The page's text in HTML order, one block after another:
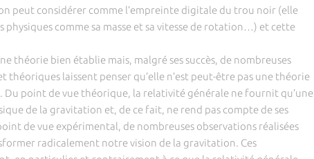
peut considérer comme l’empreinte digitale du trou noir (elle
physiques comme sa masse et sa vitesse de rotation…) et cette
théorie bien établie mais, malgré ses succès, de nombreuses
théoriques laissent penser qu’elle n’est peut-être pas une théorie
point de vue théorique, la relativité générale ne fournit qu’une
de la gravitation et, de ce fait, ne rend pas compte de ses
de vue expérimental, de nombreuses observations réalisées
radicalement notre vision de la gravitation. Ces